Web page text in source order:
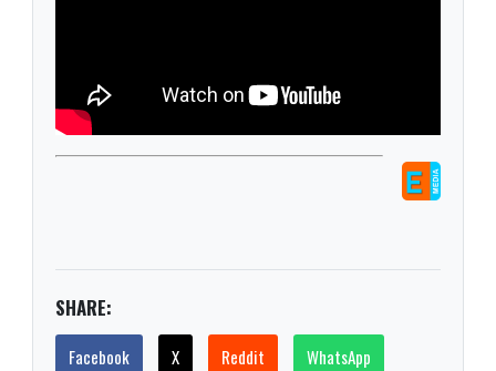
SHARE:
Facebook X Reddit WhatsApp